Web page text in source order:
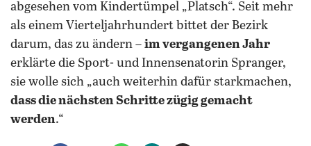
abgesehen vom Kindertümpel „Platsch“. Seit mehr
als einem Vierteljahrhundert bittet der Bezirk
darum, das zu ändern – im vergangenen Jahr
erklärte die Sport- und Innensenatorin Spranger,
sie wolle sich „auch weiterhin dafür starkmachen,
dass die nächsten Schritte zügig gemacht
werden.“